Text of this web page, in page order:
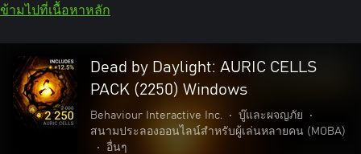
ข้ามไปที่เนื้อหาหลัก
Dead by Daylight: AURIC CELLS
PACK (2250) Windows
Behaviour Interactive Inc. • บู๊และผจญภัย
•
สนามประลองออนไลน์สำหรับผู้เล่นหลายคน (MOBA)
•
อื่นๆ